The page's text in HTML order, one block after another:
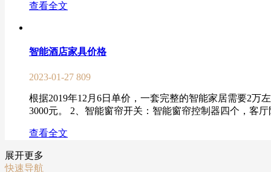
查看全文
智能酒店家具价格
2023-01-27 809
根据2019年12月6日单价，一套完整的智能家居需要2
3000元。 2、智能窗帘开关：智能窗帘控制器四个，客
查看全文
展开更多
快速导航